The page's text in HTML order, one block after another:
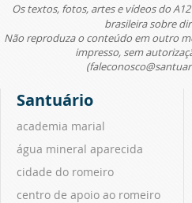
Os textos, fotos, artes e vídeos do
brasileira sobre
Não reproduza o conteúdo em outro
impresso, sem
Santuário
academia marial
água mineral aparecida
cidade do romeiro
centro de apoio ao romeiro